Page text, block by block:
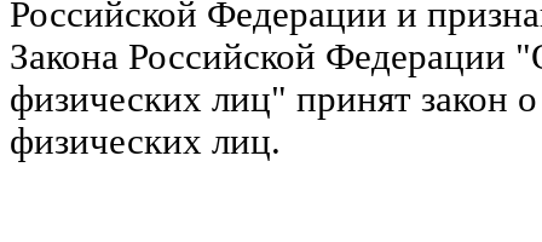
Российской Федерации и
Закона Российской Федерации
физических лиц" принят закон
физических лиц.